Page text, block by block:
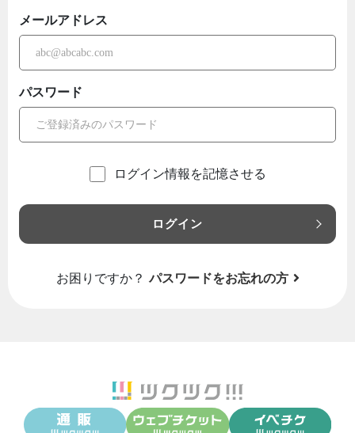
メールアドレス
パスワード
ログイン情報を記憶させる
ログイン
お困りですか？ パスワードをお忘れの方